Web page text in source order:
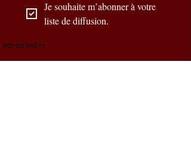
Je souhaite m’abonner à votre
liste de diffusion.
SOYEZ PRÊTS